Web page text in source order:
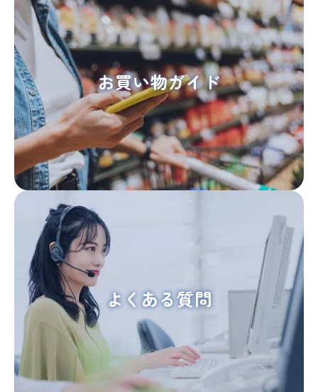
お買い物ガイド
よくある質問